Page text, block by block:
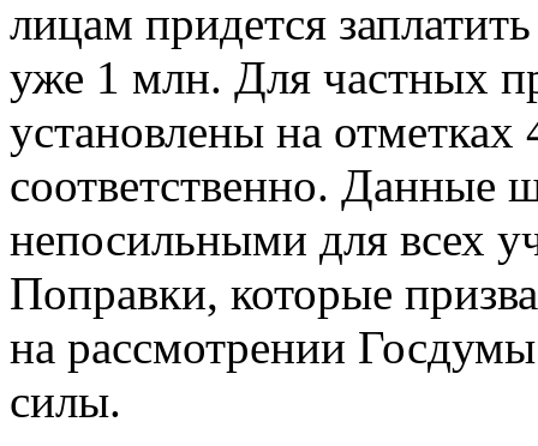
лицам придется
уже 1 млн. Для частных
установлены на
соответственно. Данные
непосильными для всех
Поправки, которые
на рассмотрении
силы.